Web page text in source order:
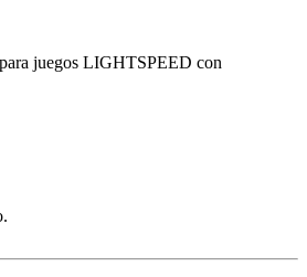
juegos LIGHTSPEED con